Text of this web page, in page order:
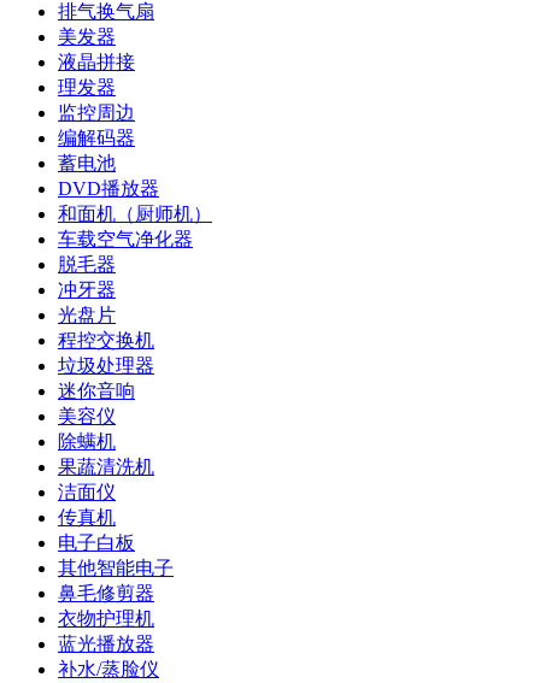
排气换气扇
美发器
液晶拼接
理发器
监控周边
编解码器
蓄电池
DVD播放器
和面机（厨师机）
车载空气净化器
脱毛器
冲牙器
光盘片
程控交换机
垃圾处理器
迷你音响
美容仪
除螨机
果蔬清洗机
洁面仪
传真机
电子白板
其他智能电子
鼻毛修剪器
衣物护理机
蓝光播放器
补水/蒸脸仪